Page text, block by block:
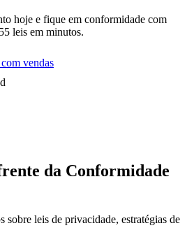
hoje e fique em conformidade com
leis em minutos.
vendas
da Conformidade
sobre leis de privacidade, estratégias de